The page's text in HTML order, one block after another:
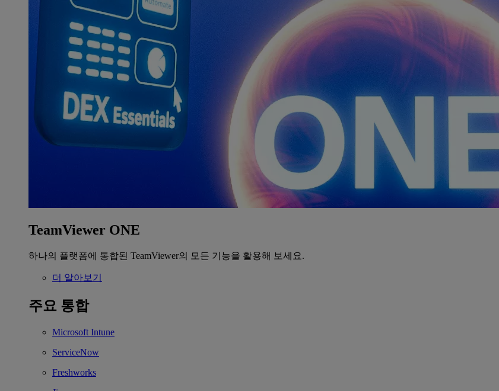
TeamViewer ONE
하나의 플랫폼에 통합된 TeamViewer의 모든 기능을 활용해 보세요.
더 알아보기
주요 통합
Microsoft Intune
ServiceNow
Freshworks